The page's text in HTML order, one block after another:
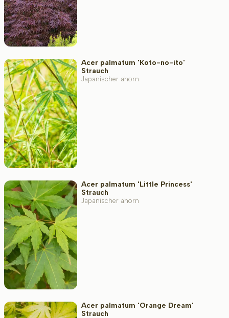
Acer palmatum 'Koto-no-ito'
Strauch
Japanischer ahorn
Acer palmatum 'Little Princess'
Strauch
Japanischer ahorn
Acer palmatum 'Orange Dream'
Strauch